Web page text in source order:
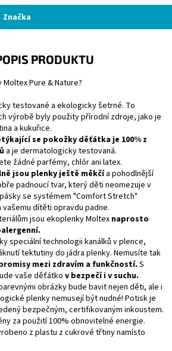
Značka
PRODUKTU
Pure & Nature?
testované a ekologicky šetrné. To
výrobě byly použity přírodní zdroje, jako je
a kukuřice.
se pokožky děťátka je 100% z
a je dermatologicky testovaná.
žádné parfémy, chlór ani latex.
jsou plenky ještě měkčía pohodlnější
padnoucí tvar, který děti neomezuje v
se systémem "Comfort Stretch"
vašemu dítěti opravdu padne.
jsou ekoplenky Moltex naprosto
speciální technologii kanálků v plence,
tektutiny do jádra plenky. Nemusíte tak
mezi zdravím a funkčností. S
vaše děťátko v bezpečí i v suchu.
obrázky bude bavit nejen děti, ale i
plenky nemusejí být nudné! Potisk je
bezpečným, certifikovaným inkoustem.
za použití 100% obnovitelné energie.
z plastu z cukrové třtiny namísto